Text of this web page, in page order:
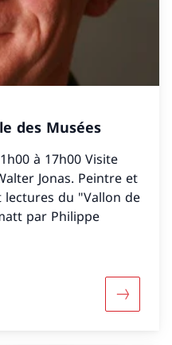
des Musées
à 17h00 Visite
Jonas. Peintre et
du "Vallon de
par Philippe